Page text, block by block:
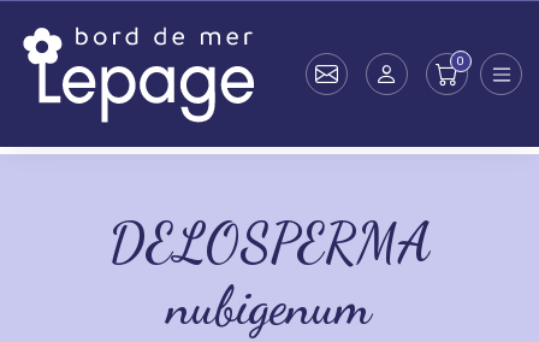
DELOSPERMA
nubigenum